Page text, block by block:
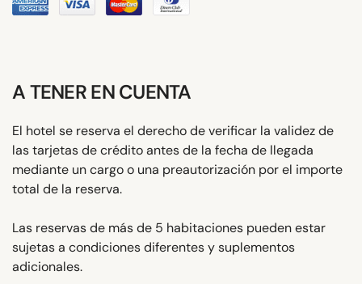
A TENER EN CUENTA
El hotel se reserva el derecho de verificar la validez de
las tarjetas de crédito antes de la fecha de llegada
mediante un cargo o una preautorización por el importe
total de la reserva.
Las reservas de más de 5 habitaciones pueden estar
sujetas a condiciones diferentes y suplementos
adicionales.